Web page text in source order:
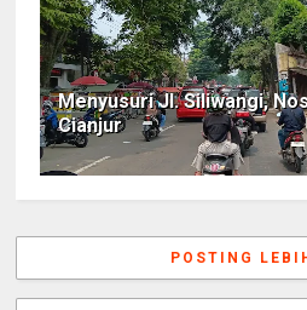
Menyusuri Jl. Siliwangi,
Cianjur
POSTING